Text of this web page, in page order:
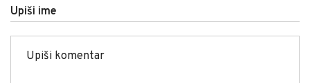
Upiši ime